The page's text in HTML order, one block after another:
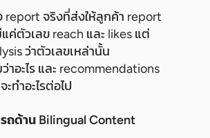
report จริงที่ส่งให้ลูกค้า report
ค่ตัวเลข reach และ likes แต่
ว่าตัวเลขเหล่านั้น
าอะไร และ recommendations
ทำอะไรต่อไป
ถด้าน Bilingual Content